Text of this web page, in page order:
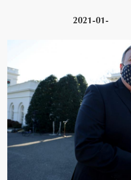
2021-01-
iran-pompeo.jpg